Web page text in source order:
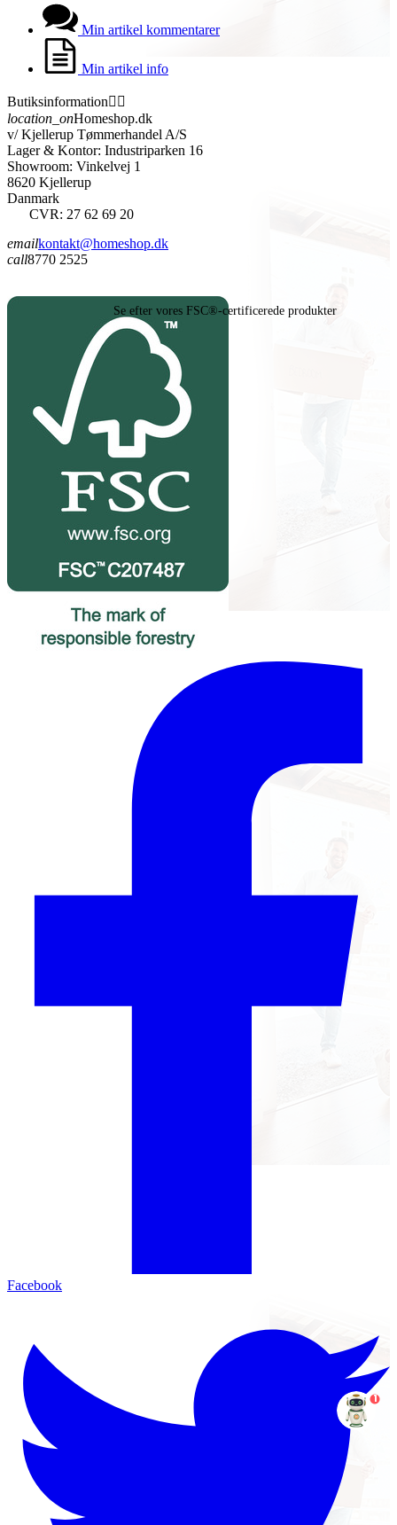
Min artikel kommentarer
Min artikel info
Butiksinformation 
location_onHomeshop.dk
v/ Kjellerup Tømmerhandel A/S
Lager & Kontor: Industriparken 16
Showroom: Vinkelvej 1
8620 Kjellerup
Danmark
CVR: 27 62 69 20
emailkontakt@homeshop.dk
call8770 2525
Se efter vores FSC®-certificerede produkter
Facebook
1